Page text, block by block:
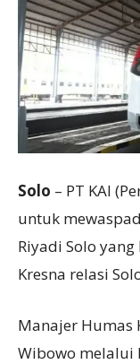
Solo – PT KAI
untuk
Riyadi Solo
Kresna relasi
Manajer Humas
Wibowo melalui